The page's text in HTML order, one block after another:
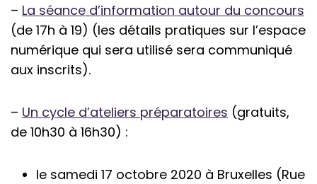
– La séance d’information autour du concours
(de 17h à 19) (les détails pratiques sur l’espace
numérique qui sera utilisé sera communiqué
aux inscrits).
– Un cycle d’ateliers préparatoires (gratuits,
de 10h30 à 16h30) :
le samedi 17 octobre 2020 à Bruxelles (Rue